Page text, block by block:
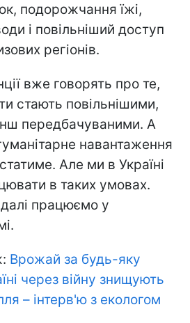
подорожчання їжі,
і повільніший доступ
регіонів.
вже говорять про те,
стають повільнішими,
передбачуваними. А
навантаження
Але ми в Україні
в таких умовах.
працюємо у
Врожай за будь-яку
через війну знищують
– інтерв'ю з екологом